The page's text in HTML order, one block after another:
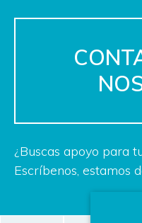
¿Buscas apoyo para
Escríbenos, estamos